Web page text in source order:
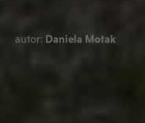
autor: Daniela Motak